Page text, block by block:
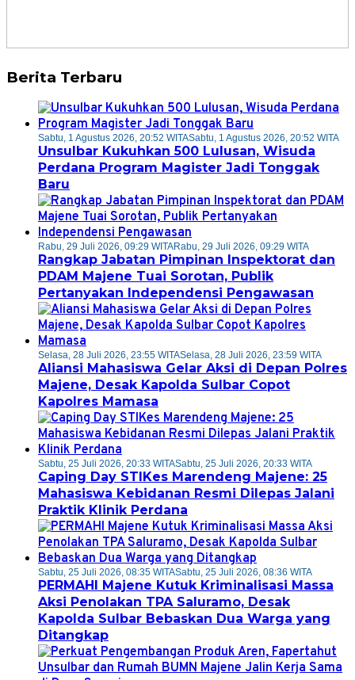
Berita Terbaru
Sabtu, 1 Agustus 2026, 20:52 WITASabtu, 1 Agustus 2026, 20:52 WITA
Unsulbar Kukuhkan 500 Lulusan, Wisuda
Perdana Program Magister Jadi Tonggak
Baru
Rabu, 29 Juli 2026, 09:29 WITARabu, 29 Juli 2026, 09:29 WITA
Rangkap Jabatan Pimpinan Inspektorat dan
PDAM Majene Tuai Sorotan, Publik
Pertanyakan Independensi Pengawasan
Selasa, 28 Juli 2026, 23:55 WITASelasa, 28 Juli 2026, 23:59 WITA
Aliansi Mahasiswa Gelar Aksi di Depan Polres
Majene, Desak Kapolda Sulbar Copot
Kapolres Mamasa
Sabtu, 25 Juli 2026, 20:33 WITASabtu, 25 Juli 2026, 20:33 WITA
Caping Day STIKes Marendeng Majene: 25
Mahasiswa Kebidanan Resmi Dilepas Jalani
Praktik Klinik Perdana
Sabtu, 25 Juli 2026, 08:35 WITASabtu, 25 Juli 2026, 08:36 WITA
PERMAHI Majene Kutuk Kriminalisasi Massa
Aksi Penolakan TPA Saluramo, Desak
Kapolda Sulbar Bebaskan Dua Warga yang
Ditangkap